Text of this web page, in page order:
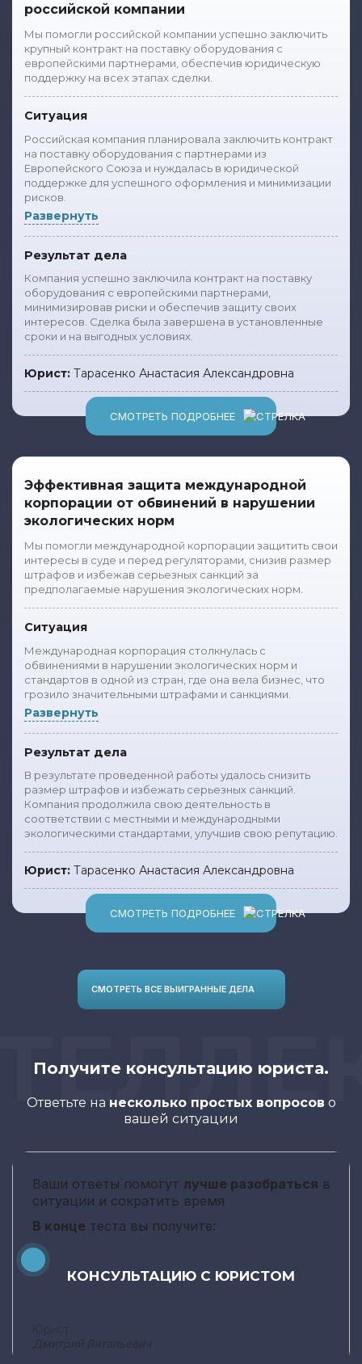
российской компании
Мы помогли российской компании успешно заключить
крупный контракт на поставку оборудования с
европейскими партнерами, обеспечив юридическую
поддержку на всех этапах сделки.
Ситуация
Российская компания планировала заключить контракт
на поставку оборудования с партнерами из
Европейского Союза и нуждалась в юридической
поддержке для успешного оформления и минимизации
рисков.
Развернуть
Результат дела
Компания успешно заключила контракт на поставку
оборудования с европейскими партнерами,
минимизировав риски и обеспечив защиту своих
интересов. Сделка была завершена в установленные
сроки и на выгодных условиях.
Юрист: Тарасенко Анастасия Александровна
СМОТРЕТЬ ПОДРОБНЕЕ
Эффективная защита международной
корпорации от обвинений в нарушении
экологических норм
Мы помогли международной корпорации защитить свои
интересы в суде и перед регуляторами, снизив размер
штрафов и избежав серьезных санкций за
предполагаемые нарушения экологических норм.
Ситуация
Международная корпорация столкнулась с
обвинениями в нарушении экологических норм и
стандартов в одной из стран, где она вела бизнес, что
грозило значительными штрафами и санкциями.
Развернуть
Результат дела
В результате проведенной работы удалось снизить
размер штрафов и избежать серьезных санкций.
Компания продолжила свою деятельность в
соответствии с местными и международными
экологическими стандартами, улучшив свою репутацию.
Юрист: Тарасенко Анастасия Александровна
СМОТРЕТЬ ПОДРОБНЕЕ
СМОТРЕТЬ ВСЕ ВЫИГРАННЫЕ ДЕЛА
Получите консультацию юриста.
Ответьте на несколько простых вопросов о
вашей ситуации
Ваши ответы помогут лучше разобраться в
ситуации и сократить время
В конце теста вы получите:
КОНСУЛЬТАЦИЮ С ЮРИСТОМ